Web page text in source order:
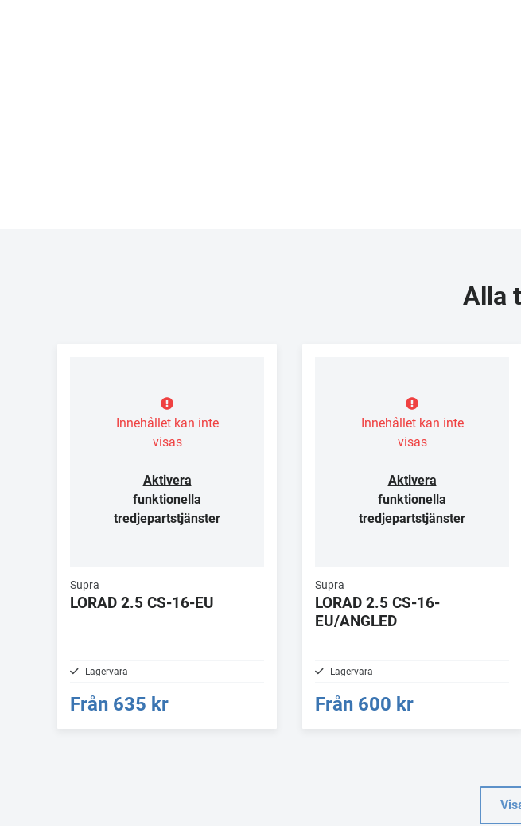
Alla
Innehållet kan inte
visas
Aktivera
funktionella
tredjepartstjänster
Supra
LORAD 2.5 CS-16-EU
Lagervara
Från 635 kr
Innehållet kan inte
visas
Aktivera
funktionella
tredjepartstjänster
Supra
LORAD 2.5 CS-16-
EU/ANGLED
Lagervara
Från 600 kr